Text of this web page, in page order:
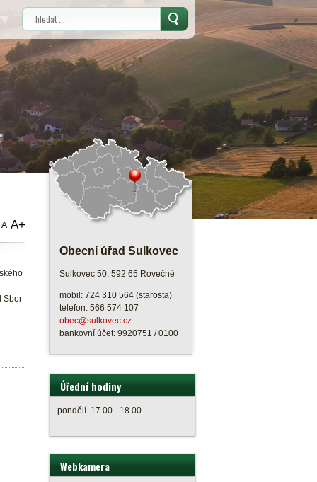
Vyhledávání
A A+
Sbor
Obecní úřad Sulkovec
Sulkovec 50, 592 65 Rovečné
mobil: 724 310 564 (starosta)
telefon: 566 574 107
obec@sulkovec.cz
bankovní účet: 9920751 / 0100
Úřední hodiny
pondělí 17.00 - 18.00
Webkamera